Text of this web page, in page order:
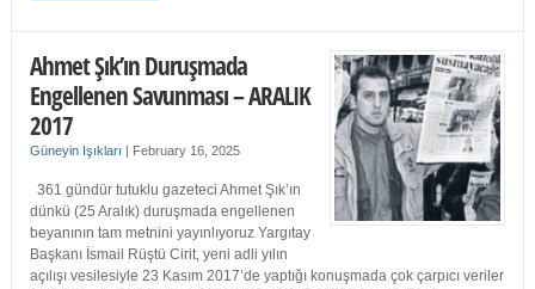
Ahmet Şık’ın Duruşmada
Engellenen Savunması – ARALIK
2017
Güneyin Işıkları | February 16, 2025
361 gündür tutuklu gazeteci Ahmet Şık’ın
dünkü (25 Aralık) duruşmada engellenen
beyanının tam metnini yayınlıyoruz Yargıtay
Başkanı İsmail Rüştü Cirit, yeni adli yılın
açılışı vesilesiyle 23 Kasım 2017’de yaptığı konuşmada çok çarpıcı veriler